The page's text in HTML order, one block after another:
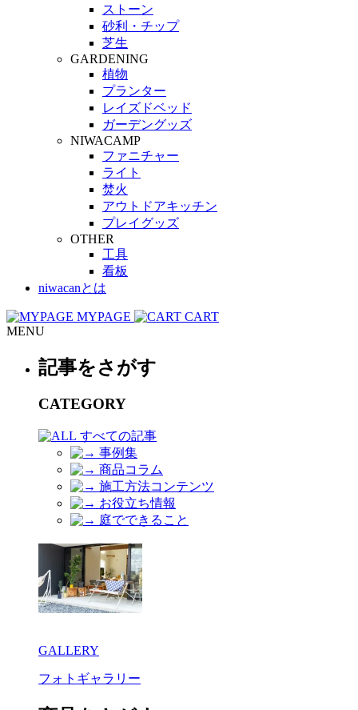
ストーン
砂利・チップ
芝生
GARDENING
植物
プランター
レイズドベッド
ガーデングッズ
NIWACAMP
ファニチャー
ライト
焚火
アウトドアキッチン
プレイグッズ
OTHER
工具
看板
niwacanとは
MYPAGE
CART
MENU
記事をさがす
CATEGORY
すべての記事
事例集
商品コラム
施工方法コンテンツ
お役立ち情報
庭でできること
GALLERY
フォトギャラリー